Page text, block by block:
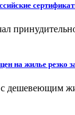
на жилье резко
дешевеющим